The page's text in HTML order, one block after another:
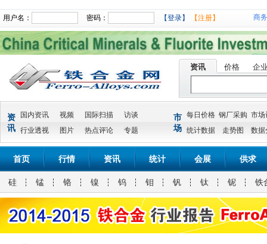
用户名： 密码： 【登录】 【注册】 商
资讯 价格 企
资
讯
国内资讯 视频 国际扫描
访谈
行业透视
图片 热点评论 专题
市
场
每日价格 钢厂采购 市场
统计数据
走势图 数据
首页 行情 资讯 统计 会展 供求
硅 锰 铬 镍 钨 钼 钒 钛 铌 铁